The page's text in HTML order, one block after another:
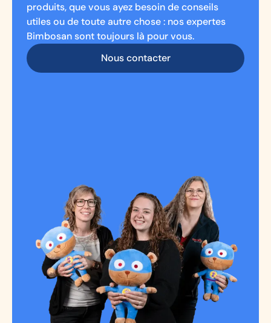
produits, que vous ayez besoin de conseils
utiles ou de toute autre chose : nos expertes
Bimbosan sont toujours là pour vous.
Nous contacter